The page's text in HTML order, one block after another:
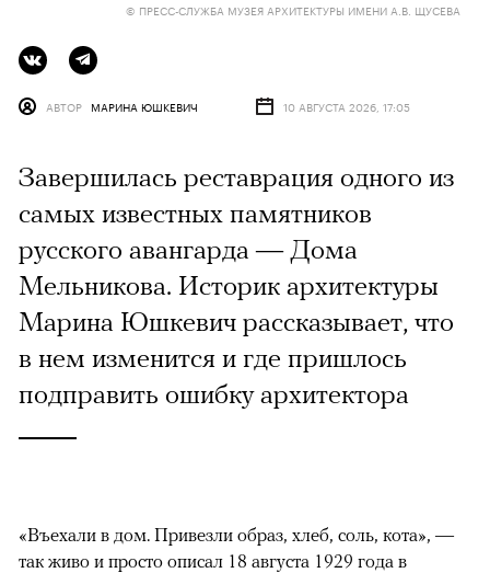
© ПРЕСС-СЛУЖБА МУЗЕЯ АРХИТЕКТУРЫ ИМЕНИ А.В. ЩУСЕВА
АВТОР МАРИНА ЮШКЕВИЧ 10 АВГУСТА 2026, 17:05
Завершилась реставрация одного из
самых известных памятников
русского авангарда — Дома
Мельникова. Историк архитектуры
Марина Юшкевич рассказывает, что
в нем изменится и где пришлось
подправить ошибку архитектора
«Въехали в дом. Привезли образ, хлеб, соль, кота», —
так живо и просто описал 18 августа 1929 года в